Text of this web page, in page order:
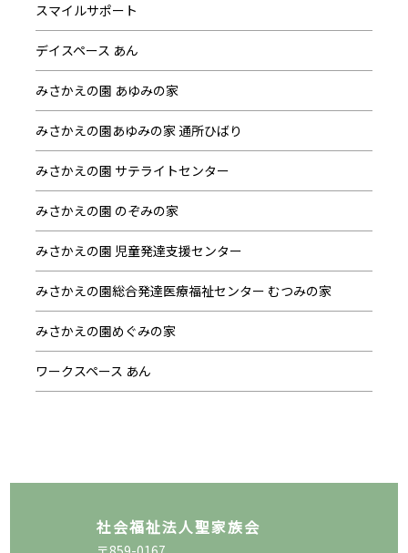
スマイルサポート
デイスペース あん
みさかえの園 あゆみの家
みさかえの園あゆみの家 通所ひばり
みさかえの園 サテライトセンター
みさかえの園 のぞみの家
みさかえの園 児童発達支援センター
みさかえの園総合発達医療福祉センター むつみの家
みさかえの園めぐみの家
ワークスペース あん
社会福祉法人聖家族会